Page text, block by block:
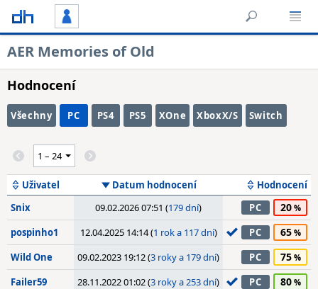
AER Memories of Old
Hodnocení
Všechny PC PS4 PS5 XOne XboxX/S Switch
Uživatel Datum hodnocení
Hodnocení
Snix
09.02.2026 07:51 (179 dní) PC 20
pospinho1 12.04.2025 14:14 (1 rok a 117 dní) PC 65
Wild One 09.02.2023 19:12 (3 roky a 179 dní) PC 75
Failer59 28.11.2022 01:02 (3 roky a 253 dní) PC 80